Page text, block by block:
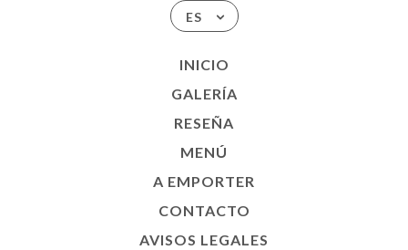
ES
INICIO
GALERÍA
RESEÑA
MENÚ
A EMPORTER
CONTACTO
AVISOS LEGALES